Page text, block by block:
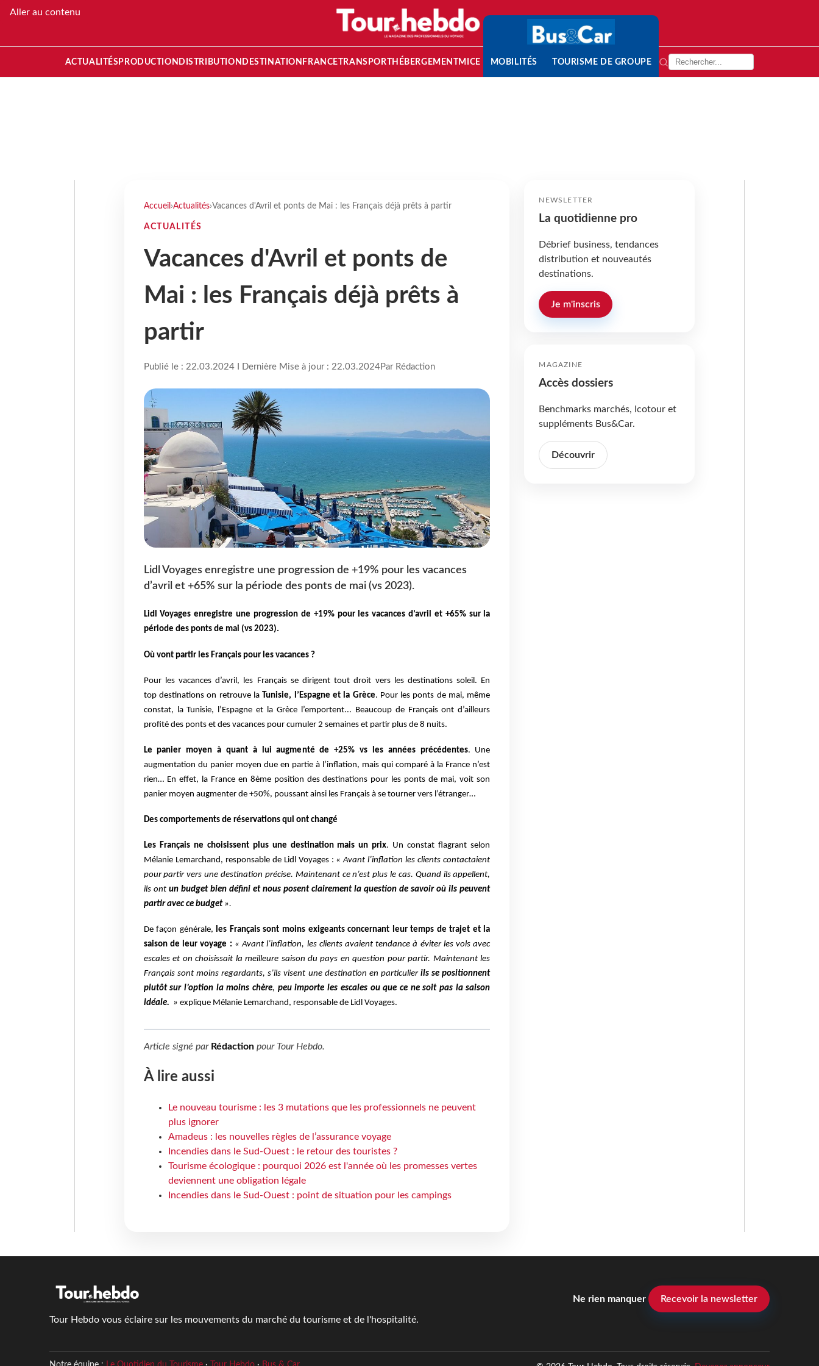
Aller au contenu
ACTUALITÉS PRODUCTION DISTRIBUTION DESTINATION FRANCETRANSPORT HÉBERGEMENTMICE MOBILITÉS TOURISME DE GROUPE
Accueil ›Actualités›Vacances d'Avril et ponts de Mai : les Français déjà prêts à partir
ACTUALITÉS
Vacances d'Avril et ponts de
Mai : les Français déjà prêts à
partir
Publié le : 22.03.2024 I Dernière Mise à jour : 22.03.2024Par Rédaction
Lidl Voyages enregistre une progression de +19% pour les vacances
d’avril et +65% sur la période des ponts de mai (vs 2023).
Lidl Voyages enregistre une progression de +19% pour les vacances d’avril et +65% sur la
période des ponts de mai (vs 2023).
Où vont partir les Français pour les vacances ?
Pour les vacances d’avril, les Français se dirigent tout droit vers les destinations soleil. En
top destinations on retrouve la Tunisie, l’Espagne et la Grèce. Pour les ponts de mai, même
constat, la Tunisie, l’Espagne et la Grèce l’emportent... Beaucoup de Français ont d’ailleurs
profité des ponts et des vacances pour cumuler 2 semaines et partir plus de 8 nuits.
Le panier moyen à quant à lui augmenté de +25% vs les années précédentes. Une
augmentation du panier moyen due en partie à l’inflation, mais qui comparé à la France n’est
rien… En effet, la France en 8ème position des destinations pour les ponts de mai, voit son
panier moyen augmenter de +50%, poussant ainsi les Français à se tourner vers l’étranger…
Des comportements de réservations qui ont changé
Les Français ne choisissent plus une destination mais un prix. Un constat flagrant selon
Mélanie Lemarchand, responsable de Lidl Voyages : « Avant l’inflation les clients contactaient
pour partir vers une destination précise. Maintenant ce n’est plus le cas. Quand ils appellent,
ils ont un budget bien défini et nous posent clairement la question de savoir où ils peuvent
partir avec ce budget ».
De façon générale, les Français sont moins exigeants concernant leur temps de trajet et la
saison de leur voyage : « Avant l’inflation, les clients avaient tendance à éviter les vols avec
escales et on choisissait la meilleure saison du pays en question pour partir. Maintenant les
Français sont moinsregardants, s’ils visent une destination en particulierils se positionnent
plutôt sur l’option la moins chère, peu importe les escales ou que ce ne soit pas la saison
idéale. » explique Mélanie Lemarchand, responsable de Lidl Voyages.
Article signé par Rédactionpour Tour Hebdo.
À lire aussi
Le nouveau tourisme : les 3 mutations que les professionnels ne peuvent
plus ignorer
Amadeus : les nouvelles règles de l’assurance voyage
Incendies dans le Sud-Ouest : le retour des touristes ?
Tourisme écologique : pourquoi 2026 est l'année où les promesses vertes
deviennent une obligation légale
Incendies dans le Sud-Ouest : point de situation pour les campings
NEWSLETTER
La quotidienne pro
Débrief business, tendances
distribution et nouveautés
destinations.
Je m'inscris
MAGAZINE
Accès dossiers
Benchmarks marchés, Icotour et
suppléments Bus&Car.
Découvrir
Tour Hebdo vous éclaire sur les mouvements du marché du tourisme et de l'hospitalité.
Ne rien manquer Recevoir la newsletter